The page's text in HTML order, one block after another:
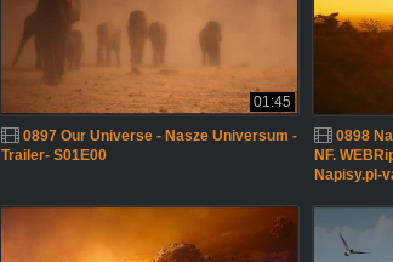
01:45
0897 Our Universe - Nasze Universum -
Trailer- S01E00
0898
NF.
Napisy.pl-